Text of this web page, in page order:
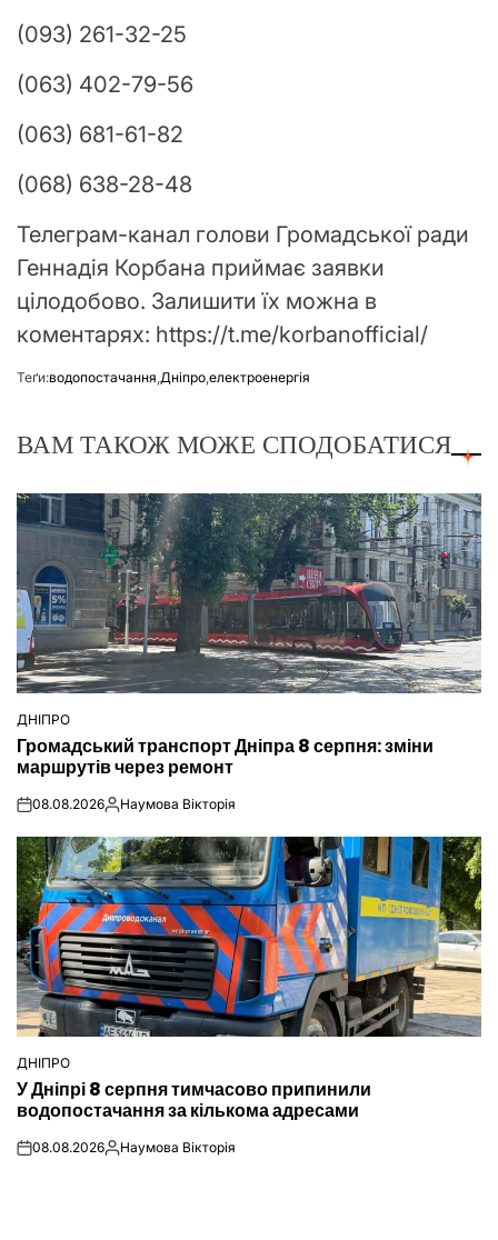
(093) 261-32-25
(063) 402-79-56
(063) 681-61-82
(068) 638-28-48
Телеграм-канал голови Громадської ради
Геннадія Корбана приймає заявки
цілодобово. Залишити їх можна в
коментарях: https://t.me/korbanofficial/
Теґи:водопостачання,Дніпро,електроенергія
ВАМ ТАКОЖ МОЖЕ СПОДОБАТИСЯ
ОПУБЛІКУВАТИ
ДНІПРО
Громадський транспорт Дніпра 8 серпня: зміни
маршрутів через ремонт
on08.08.2026Опубліковано
Наумова Вікторія
ОПУБЛІКУВАТИ
У
ДНІПРО
У Дніпрі 8 серпня тимчасово припинили
водопостачання за кількома адресами
on08.08.2026Опубліковано
Наумова Вікторія